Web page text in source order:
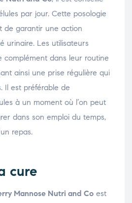
par jour. Cette posologie
de garantir une action
urinaire. Les utilisateurs
complément dans leur routine
ainsi une prise régulière qui
Il est préférable de
à un moment où l’on peut
dans son emploi du temps,
repas.
cure
Mannose Nutri and Co est